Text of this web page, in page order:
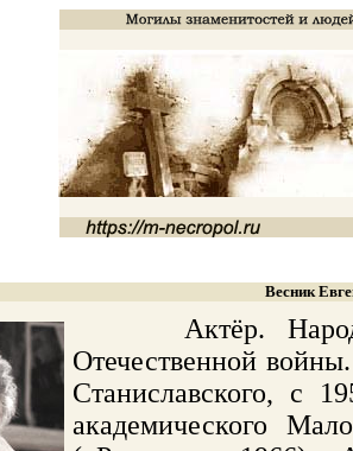
Весник
Актёр.
Отечественной
Станиславского, с
академического